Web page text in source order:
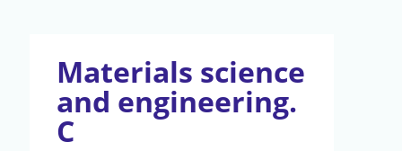
Materials science
and engineering.
C